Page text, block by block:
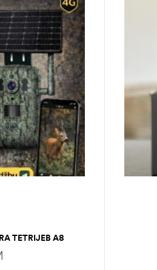
TETRIJEB A8